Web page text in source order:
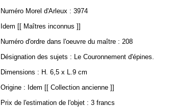
Numéro Morel d'Arleux : 3974
Idem [[ Maîtres inconnus ]]
Numéro d'ordre dans l'oeuvre du maître : 208
Désignation des sujets : Le Couronnement d'épines.
Dimensions : H. 6,5 x L.9 cm
Origine : Idem [[ Collection ancienne ]]
Prix de l'estimation de l'objet : 3 francs